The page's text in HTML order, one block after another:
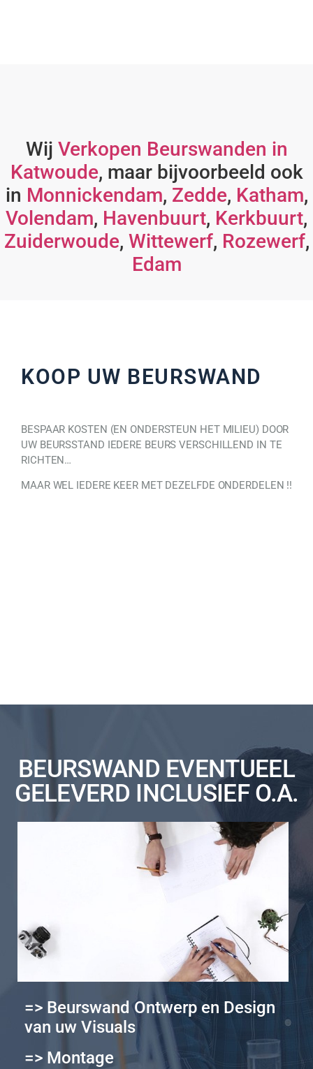
Wij Verkopen Beurswanden in
Katwoude, maar bijvoorbeeld ook
in Monnickendam, Zedde, Katham,
Volendam, Havenbuurt, Kerkbuurt,
Zuiderwoude, Wittewerf, Rozewerf,
Edam
KOOP UW BEURSWAND
BESPAAR KOSTEN (EN ONDERSTEUN HET MILIEU) DOOR
UW BEURSSTAND IEDERE BEURS VERSCHILLEND IN TE
RICHTEN…
MAAR WEL IEDERE KEER MET DEZELFDE ONDERDELEN !!
BEURSWAND EVENTUEEL
GELEVERD INCLUSIEF O.A.
=> Beurswand Ontwerp en Design
van uw Visuals
=> Montage